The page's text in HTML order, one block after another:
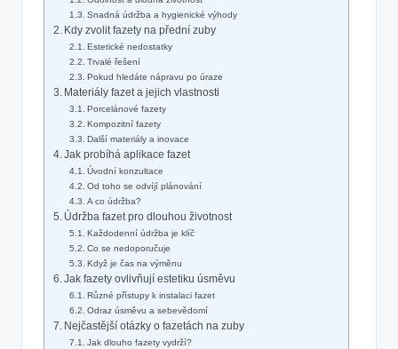
Snadná údržba a hygienické výhody
Kdy zvolit fazety na přední zuby
Estetické nedostatky
Trvalé řešení
Pokud hledáte nápravu po úraze
Materiály fazet a jejich vlastnosti
Porcelánové fazety
Kompozitní fazety
Další materiály a inovace
Jak probíhá aplikace fazet
Úvodní konzultace
Od toho se odvíjí plánování
A co údržba?
Údržba fazet pro dlouhou životnost
Každodenní údržba je klíč
Co se nedoporučuje
Když je čas na výměnu
Jak fazety ovlivňují estetiku úsměvu
Různé přístupy k instalaci fazet
Odraz úsměvu a sebevědomí
Nejčastější otázky o fazetách na zuby
Jak dlouho fazety vydrží?